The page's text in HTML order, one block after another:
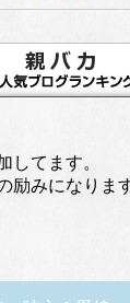
してます。
励みになりま